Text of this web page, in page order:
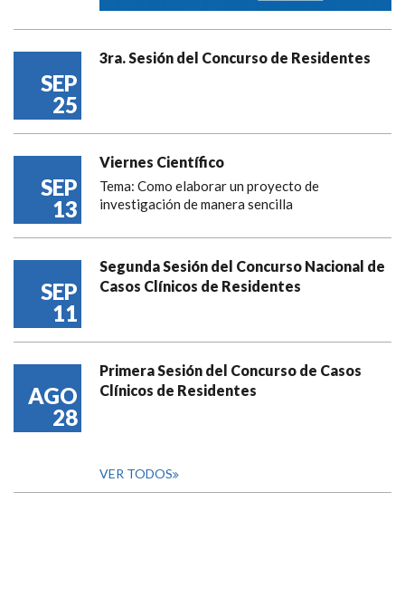
SEP
25
3ra. Sesión del Concurso de Residentes
SEP
13
Viernes Científico
Tema: Como elaborar un proyecto de
investigación de manera sencilla
SEP
11
Segunda Sesión del Concurso Nacional de
Casos Clínicos de Residentes
AGO
28
Primera Sesión del Concurso de Casos
Clínicos de Residentes
VER TODOS